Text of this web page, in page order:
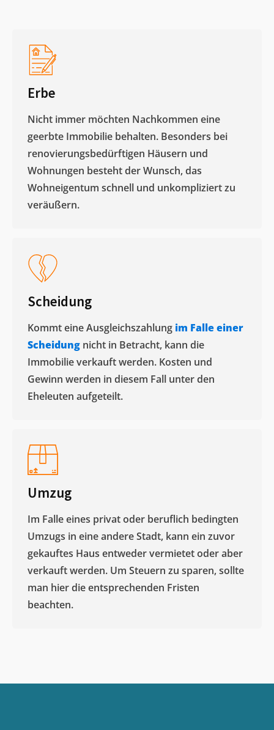
Erbe
Nicht immer möchten Nachkommen eine
geerbte Immobilie behalten. Besonders bei
renovierungsbedürftigen Häusern und
Wohnungen besteht der Wunsch, das
Wohneigentum schnell und unkompliziert zu
veräußern. ​
Scheidung
Kommt eine Ausgleichszahlung im Falle einer
Scheidung nicht in Betracht, kann die
Immobilie verkauft werden. Kosten und
Gewinn werden in diesem Fall unter den
Eheleuten aufgeteilt.​
Umzug
Im Falle eines privat oder beruflich bedingten
Umzugs in eine andere Stadt, kann ein zuvor
gekauftes Haus entweder vermietet oder aber
verkauft werden. Um Steuern zu sparen, sollte
man hier die entsprechenden Fristen
beachten.